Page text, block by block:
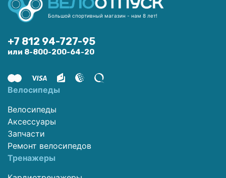
Большой спортивный магазин - нам 8 лет!
+7 812 94-727-95
или 8-800-200-64-20
Велосипеды
Велосипеды
Аксессуары
Запчасти
Ремонт велосипедов
Тренажеры